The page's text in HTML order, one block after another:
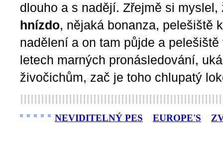
dlouho a s nadějí. Zřejmě si
hnízdo, nějaká bonanza, pelešiště
nadělení a on tam půjde a
letech marných pronásledování,
živočichům, zač je toho chlupatý
NEVIDITELNÝ PES EUROPE'S